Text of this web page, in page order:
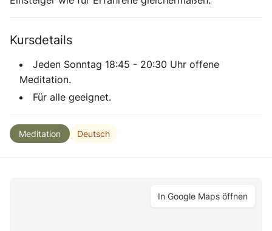
Kursdetails
Jeden Sonntag 18:45 - 20:30 Uhr offene
Meditation.
Für alle geeignet.
Meditation Deutsch
In Google Maps öffnen